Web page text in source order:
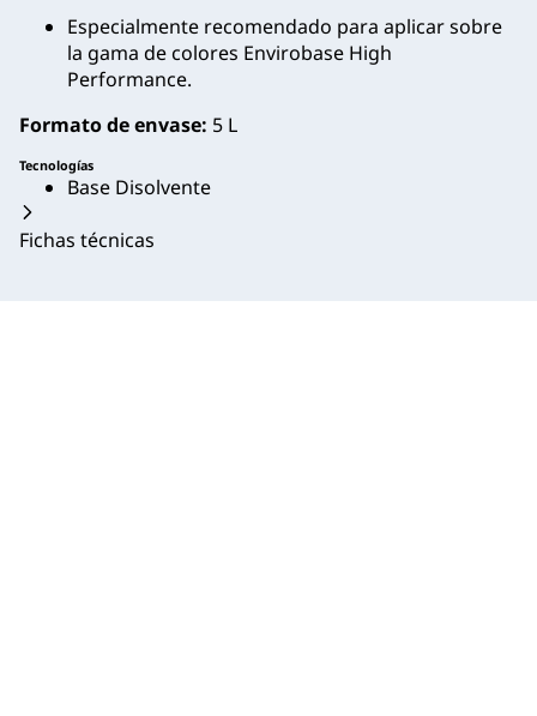
Especialmente recomendado para aplicar sobre
la gama de colores Envirobase High
Performance.
Formato de envase: 5 L
Tecnologías
Base Disolvente
Fichas técnicas